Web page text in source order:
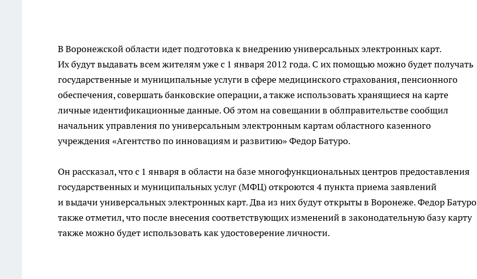
В Воронежской области идет подготовка к внедрению универсальных электронных карт.
Их будут выдавать всем жителям уже с 1 января 2012 года. С их помощью можно будет получать
государственные и муниципальные услуги в сфере медицинского страхования, пенсионного
обеспечения, совершать банковские операции, а также использовать хранящиеся на карте
личные идентификационные данные. Об этом на совещании в облправительстве сообщил
начальник управления по универсальным электронным картам областного казенного
учреждения «Агентство по инновациям и развитию» Федор Батуро.
Он рассказал, что с 1 января в области на базе многофункциональных центров предоставления
государственных и муниципальных услуг (МФЦ) откроются 4 пункта приема заявлений
и выдачи универсальных электронных карт. Два из них будут открыты в Воронеже. Федор Батуро
также отметил, что после внесения соответствующих изменений в законодательную базу карту
также можно будет использовать как удостоверение личности.